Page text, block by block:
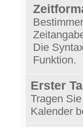
Die
Funktion.
Erster
Tragen
Kalender